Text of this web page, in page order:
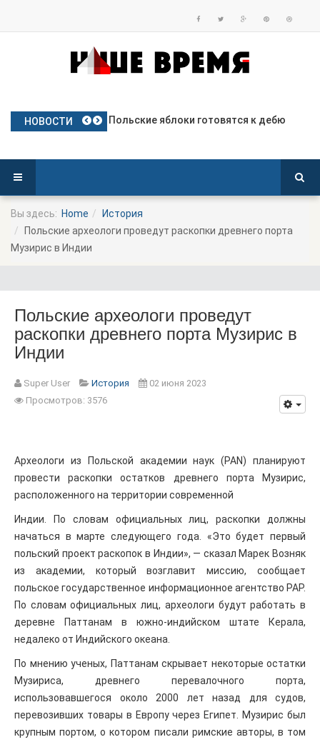
НОВОСТИ Частое использование права вето
Польские яблоки готовятся к дебю
Посол Украины в Польше готовится
Польша опережает Германию по тем
Польша депортирует колумбийца, о
Вы здесь: Home
История
Польские археологи проведут раскопки древнего порта
Музирис в Индии
Польские археологи проведут
раскопки древнего порта Музирис в
Индии
Super User История
02 июня 2023
Просмотров: 3576
Археологи из Польской академии наук (PAN) планируют
провести раскопки остатков древнего порта Музирис,
расположенного на территории современной
Индии. По словам официальных лиц, раскопки должны
начаться в марте следующего года. «Это будет первый
польский проект раскопок в Индии», — сказал Марек Возняк
из академии, который возглавит миссию, сообщает
польское государственное информационное агентство PAP.
По словам официальных лиц, археологи будут работать в
деревне Паттанам в южно-индийском штате Керала,
недалеко от Индийского океана.
По мнению ученых, Паттанам скрывает некоторые остатки
Музириса, древнего перевалочного порта,
использовавшегося около 2000 лет назад для судов,
перевозивших товары в Европу через Египет. Музирис был
крупным портом, о котором писали римские авторы, в том